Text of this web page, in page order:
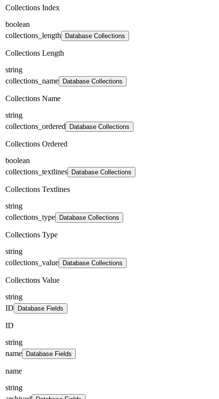
Collections Index
boolean
collections_length
Database Collections
Collections Length
string
collections_name
Database Collections
Collections Name
string
collections_ordered
Database Collections
Collections Ordered
boolean
collections_textlines
Database Collections
Collections Textlines
string
collections_type
Database Collections
Collections Type
string
collections_value
Database Collections
Collections Value
string
ID
Database Fields
ID
string
name
Database Fields
name
string